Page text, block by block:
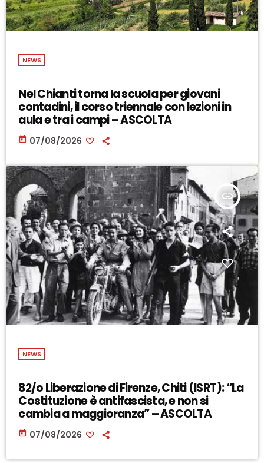
NEWS
Nel Chianti torna la scuola per giovani
contadini, il corso triennale con lezioni in
aula e tra i campi – ASCOLTA
today 07/08/2026
insert_link
NEWS
82/o Liberazione di Firenze, Chiti (ISRT): “La
Costituzione è antifascista, e non si
cambia a maggioranza” – ASCOLTA
today 07/08/2026